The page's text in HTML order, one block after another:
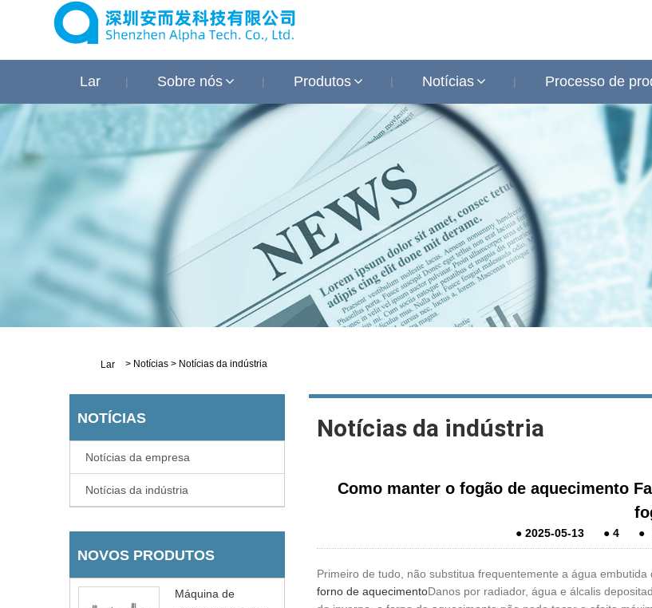
Lar Sobre nós Produtos Notícias Processo de
Lar > Notícias > Notícias da indústria
NOTÍCIAS
Notícias da empresa
Notícias da indústria
NOVOS PRODUTOS
Máquina de
Notícias da indústria
Como manter o fogão de aquecimento
● 2025-05-13 ● 4 ●
Primeiro de tudo, não substitua frequentemente a água
forno de aquecimentoDanos por radiador, água e álcalis